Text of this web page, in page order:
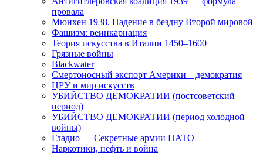
провала
Мюнхен 1938. Падение в бездну Второй мировой
Фашизм: реинкарнация
Теория искусства в Италии 1450–1600
Грязные войны
Blackwater
Смертоносный экспорт Америки – демократия
ЦРУ и мир искусств
УБИЙСТВО ДЕМОКРАТИИ (постсоветский
период)
УБИЙСТВО ДЕМОКРАТИИ (период холодной
войны)
Гладио — Секретные армии НАТО
Наркотики, нефть и война